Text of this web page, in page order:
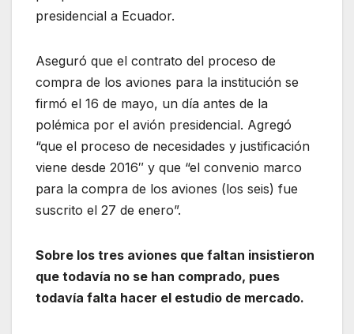
presidencial a Ecuador.
Aseguró que el contrato del proceso de
compra de los aviones para la institución se
firmó el 16 de mayo, un día antes de la
polémica por el avión presidencial. Agregó
“que el proceso de necesidades y justificación
viene desde 2016″ y que “el convenio marco
para la compra de los aviones (los seis) fue
suscrito el 27 de enero”.
Sobre los tres aviones que faltan insistieron
que todavía no se han comprado, pues
todavía falta hacer el estudio de mercado.